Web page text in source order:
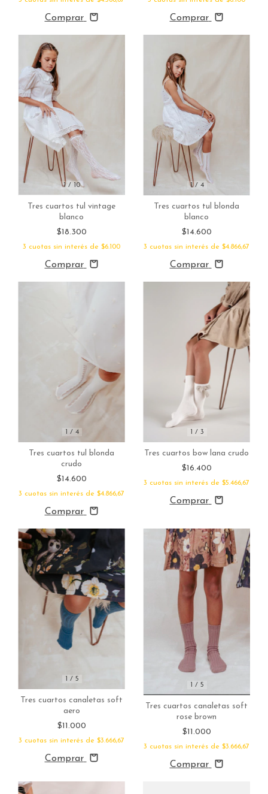
Comprar Comprar
1/ 10
Tres cuartos tul vintage
blanco
$18.300
3 cuotas sin interés de $6.100
Comprar
1/ 4
Tres cuartos tul blonda
blanco
$14.600
3 cuotas sin interés de $4.866,67
Comprar
1 / 4
Tres cuartos tul blonda
crudo
$14.600
3 cuotas sin interés de $4.866,67
Comprar
1 / 3
Tres cuartos bow lana crudo
$16.400
3 cuotas sin interés de $5.466,67
Comprar
1 / 5
Tres cuartos canaletas soft
aero
$11.000
3 cuotas sin interés de $3.666,67
Comprar
/ 5
Tres cuartos canaletas soft
rose brown
$11.000
3 cuotas sin interés de $3.666,67
Comprar